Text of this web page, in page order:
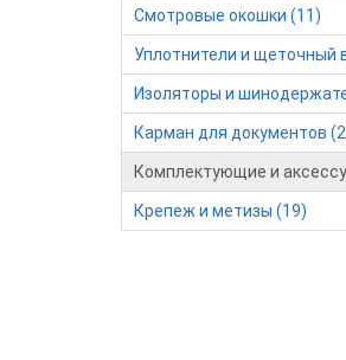
Смотровые окошки (11)
Уплотнители и щеточный
Изоляторы и
Карман для документов
Комплектующие и
Крепеж и метизы (19)